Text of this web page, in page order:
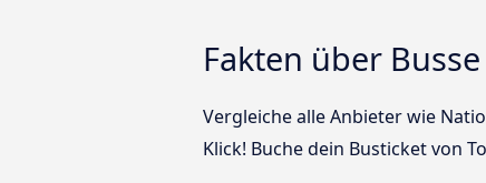
Fakten über
Vergleiche alle Anbieter wie
Klick! Buche dein Busticket von